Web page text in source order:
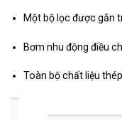
Một bộ lọc được gắn
Bơm nhu động điều
Toàn bộ chất liệu